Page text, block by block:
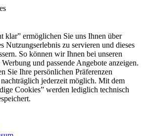
klar” ermöglichen Sie uns Ihnen über
Nutzungserlebnis zu servieren und dieses
So können wir Ihnen bei unseren
und passende Angebote anzeigen.
Sie Ihre persönlichen Präferenzen
jederzeit möglich. Mit dem
Cookies” werden lediglich technisch